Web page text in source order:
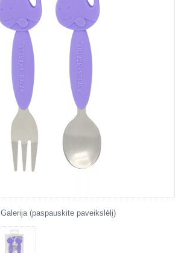
Galerija (paspauskite paveikslėlį)